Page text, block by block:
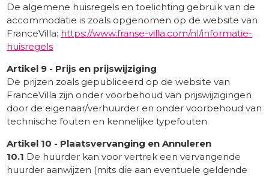
De algemene huisregels en toelichting gebruik van de
accommodatie is zoals opgenomen op de website van
FranceVilla: https://www.franse-villa.com/nl/informatie-
huisregels
Artikel 9 - Prijs en prijswijziging
De prijzen zoals gepubliceerd op de website van
FranceVilla zijn onder voorbehoud van prijswijzigingen
door de eigenaar/verhuurder en onder voorbehoud van
technische fouten en kennelijke typefouten.
Artikel 10 - Plaatsvervanging en Annuleren
10.1 De huurder kan voor vertrek een vervangende
huurder aanwijzen (mits die aan eventuele geldende